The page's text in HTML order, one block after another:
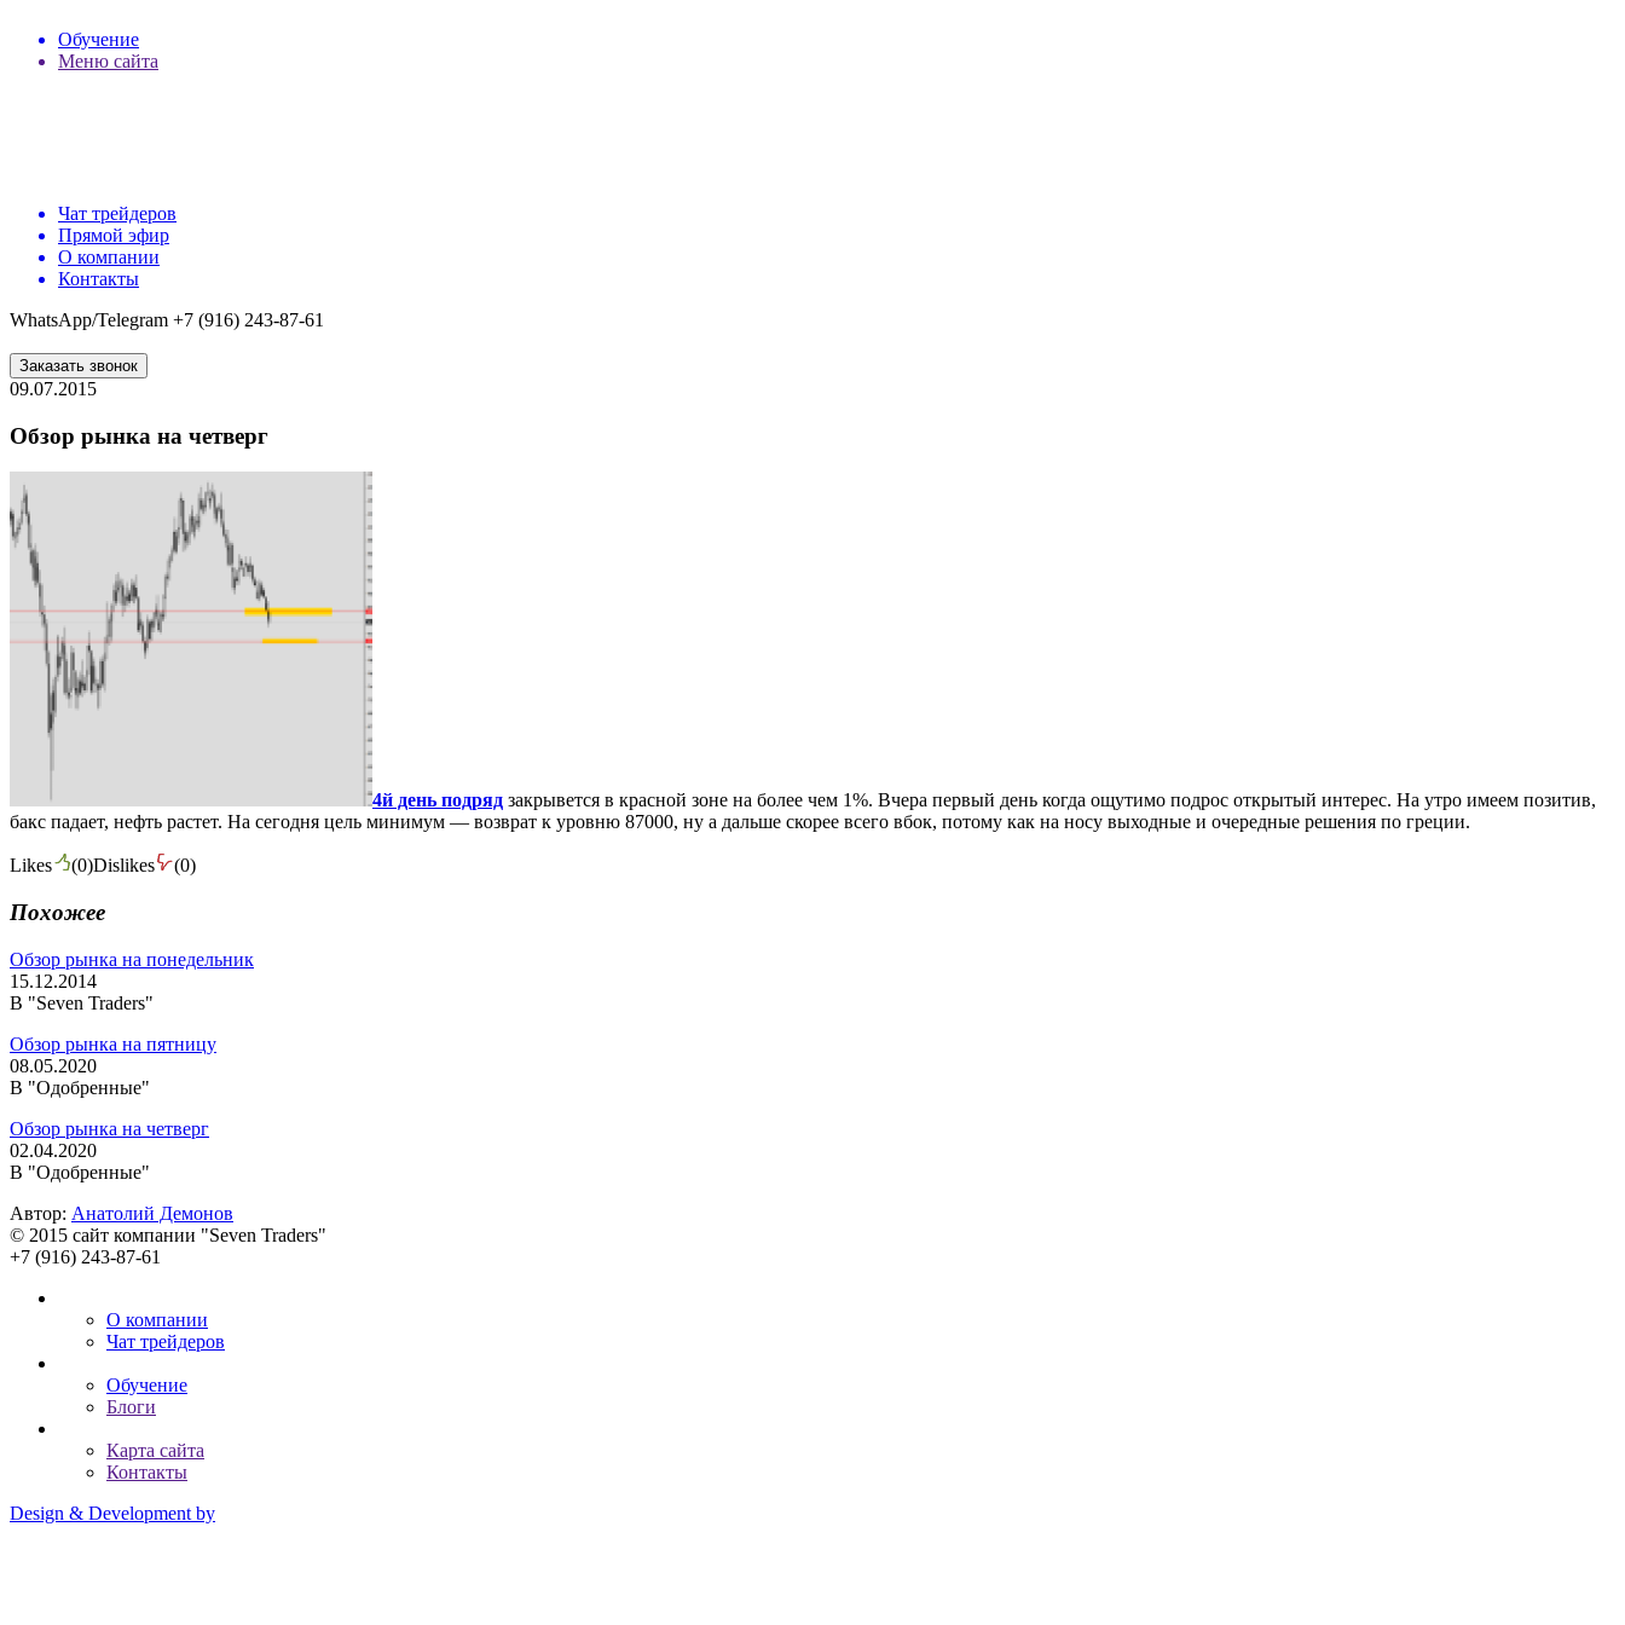
Обучение
Меню сайта
Чат трейдеров
Прямой эфир
О компании
Контакты
WhatsApp/Telegram +7 (916) 243-87-61
Заказать звонок
09.07.2015
Обзор рынка на четверг
4й день подряд закрывется в красной зоне на более чем 1%. Вчера первый день когда ощутимо подрос открытый интерес. На утро имеем позитив,
бакс падает, нефть растет. На сегодня цель минимум — возврат к уровню 87000, ну а дальше скорее всего вбок, потому как на носу выходные и очередные решения по греции.
Likes (0)Dislikes (0)
Похожее
Обзор рынка на понедельник
15.12.2014
В "Seven Traders"
Обзор рынка на пятницу
08.05.2020
В "Одобренные"
Обзор рынка на четверг
02.04.2020
В "Одобренные"
Автор: Анатолий Демонов
© 2015 сайт компании "Seven Traders"
+7 (916) 243-87-61
О компании
Чат трейдеров
Обучение
Блоги
Карта сайта
Контакты
Design & Development by